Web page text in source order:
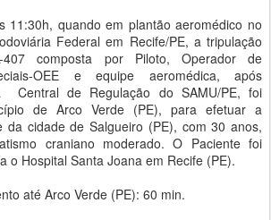
11:30h, quando em plantão aeromédico no
Federal em Recife/PE, a tripulação
407 composta por Piloto, Operador de
OEE e equipe aeromédica, após
Central de Regulação do SAMU/PE, foi
de Arco Verde (PE), para efetuar a
da cidade de Salgueiro (PE), com 30 anos,
craniano moderado. O Paciente foi
o Hospital Santa Joana em Recife (PE).
até Arco Verde (PE): 60 min.